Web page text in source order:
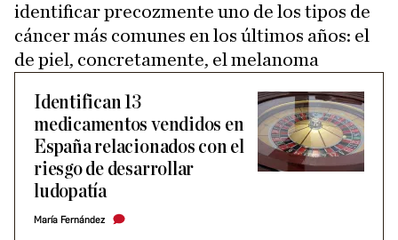
identificar precozmente uno de los tipos de
cáncer más comunes en los últimos años: el
de piel, concretamente, el melanoma
Identifican 13
medicamentos vendidos en
España relacionados con el
riesgo de desarrollar
ludopatía
María Fernández